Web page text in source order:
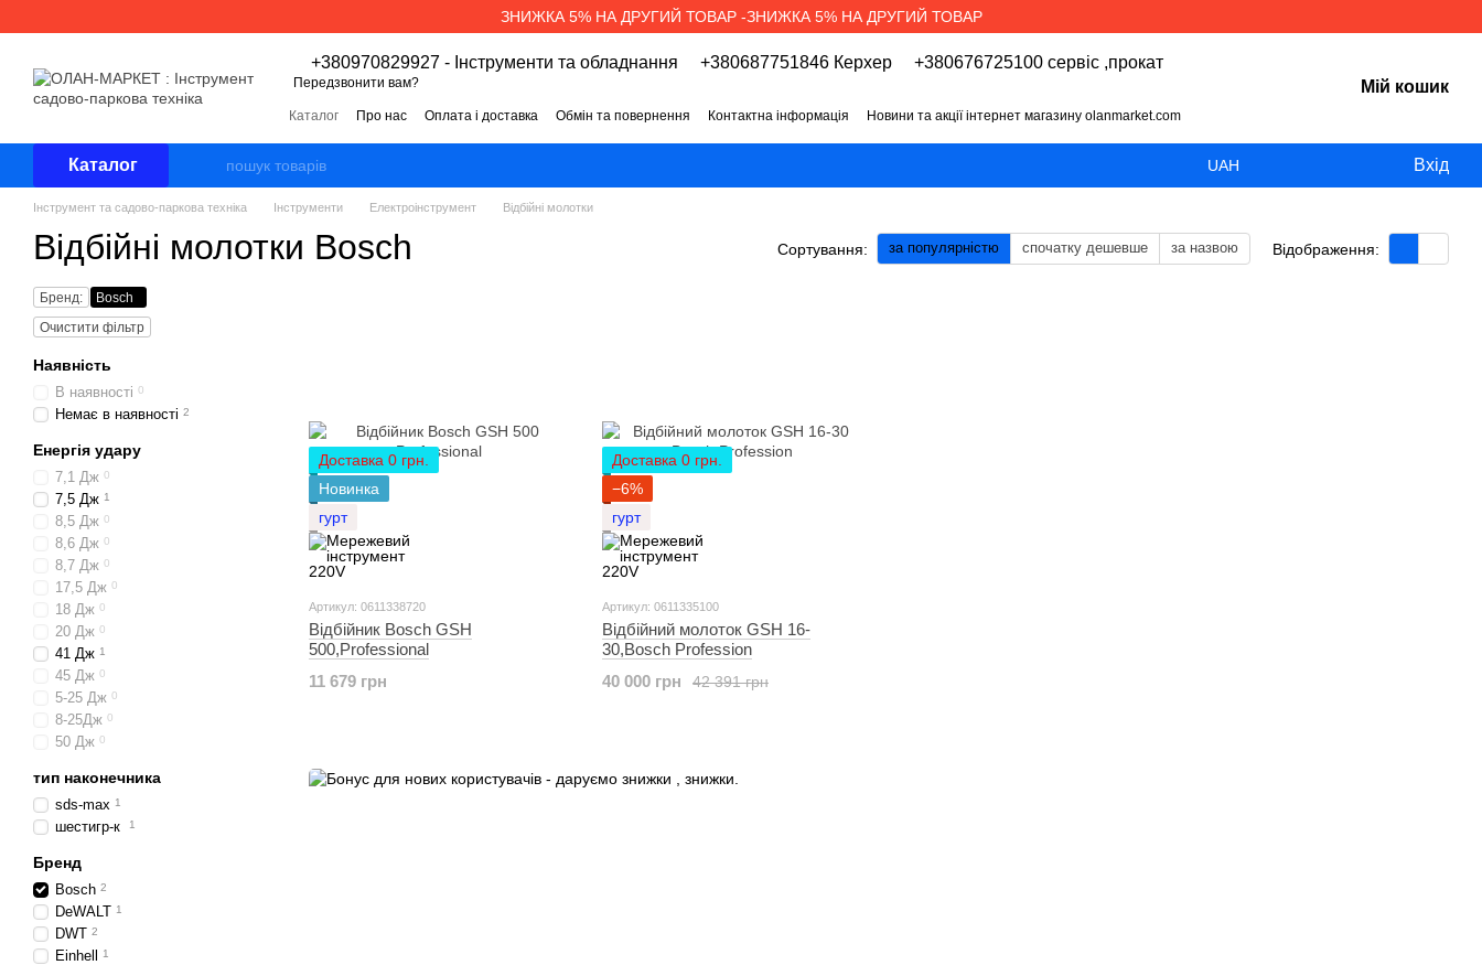
ЗНИЖКА 5% НА ДРУГИЙ ТОВАР -ЗНИЖКА 5% НА ДРУГИЙ ТОВАР
+380970829927 - Інструменти та обладнання +380687751846 Керхер +380676725100 сервіс ,прокат
Передзвонити вам?
Каталог Про нас Оплата і доставка Обмін та повернення Контактна інформація
Новини та акції інтернет магазину olanmarket.com
Мій кошик
Каталог UAH Вхід
Інструмент та садово-паркова техніка Інструменти Електроінструмент Відбійні молотки
Відбійні молотки Bosch Сортування: за популярністю спочатку дешевше за назвою Відображення:
Доставка 0 грн.
Новинка
гурт
Артикул: 0611338720
Відбійник Bosch GSH
500,Professional
11 679 грн
Доставка 0 грн.
−6%
гурт
Артикул: 0611335100
Відбійний молоток GSH 16-
30,Bosch Profession
42 391 грн
40 000 грн
Бренд:
Bosch
Очистити фільтр
Наявність
В наявності 0
Немає в наявності 2
Енергія удару
7,1 Дж 0
7,5 Дж 1
8,5 Дж 0
8,6 Дж 0
8,7 Дж 0
17,5 Дж 0
18 Дж 0
20 Дж 0
41 Дж 1
45 Дж 0
5-25 Дж 0
8-25Дж 0
50 Дж 0
тип наконечника
sds-max 1
шестигр-к 1
Бренд
Bosch 2
DeWALT 1
DWT 2
Einhell 1